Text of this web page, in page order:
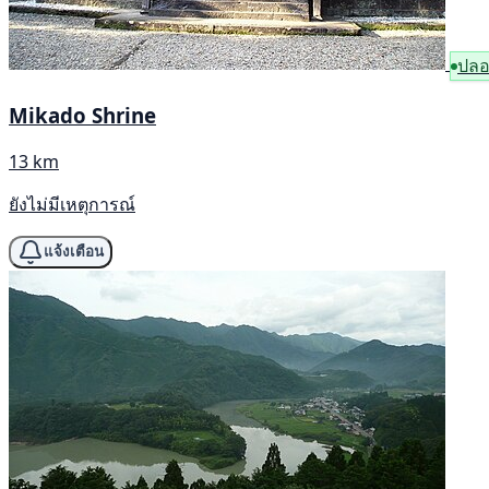
ปล
Mikado Shrine
13 km
ยังไม่มีเหตุการณ์
แจ้งเตือน